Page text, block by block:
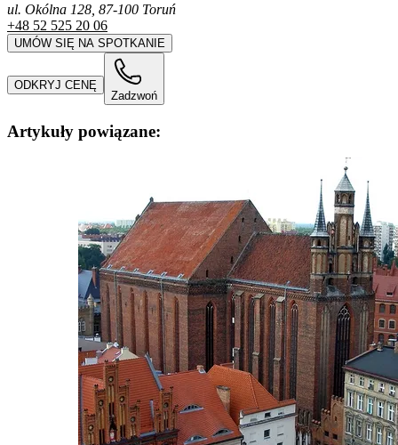
ul. Okólna 128, 87-100 Toruń
+48 52 525 20 06
UMÓW SIĘ NA SPOTKANIE
ODKRYJ CENĘ
Zadzwoń
Artykuły powiązane: